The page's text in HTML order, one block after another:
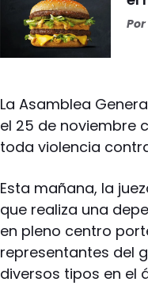
Por
La Asamblea
el 25 de noviembre
toda violencia
Esta mañana, la
que realiza una
en pleno centro
representantes del
diversos tipos en el